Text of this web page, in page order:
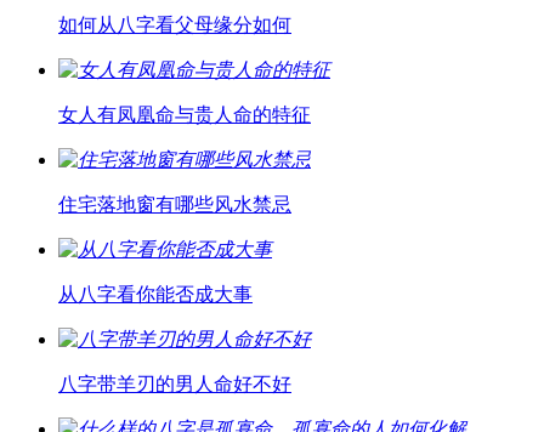
如何从八字看父母缘分如何
女人有凤凰命与贵人命的特征
住宅落地窗有哪些风水禁忌
从八字看你能否成大事
八字带羊刃的男人命好不好